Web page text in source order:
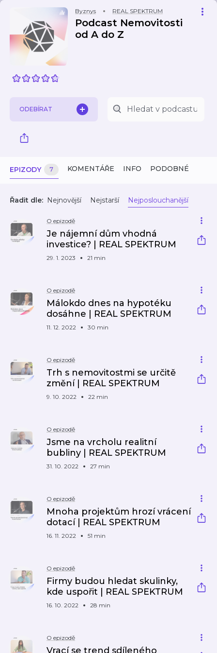
Byznys REAL SPEKTRUM
Podcast Nemovitosti
od A do Z
ODEBÍRAT
EPIZODY 7 KOMENTÁŘE INFO PODOBNÉ
Řadit dle: Nejnovější Nejstarší Nejposlouchanější
O epizodě
Je nájemní dům vhodná
investice? | REAL SPEKTRUM
29. 1. 2023 21 min
O epizodě
Málokdo dnes na hypotéku
dosáhne | REAL SPEKTRUM
11. 12. 2022 30 min
O epizodě
Trh s nemovitostmi se určitě
změní | REAL SPEKTRUM
9. 10. 2022 22 min
O epizodě
Jsme na vrcholu realitní
bubliny | REAL SPEKTRUM
31. 10. 2022 27 min
O epizodě
Mnoha projektům hrozí vrácení
dotací | REAL SPEKTRUM
16. 11. 2022 51 min
O epizodě
Firmy budou hledat skulinky,
kde uspořit | REAL SPEKTRUM
16. 10. 2022 28 min
O epizodě
Vrací se trend sdíleného